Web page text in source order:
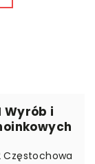
Wyrób i